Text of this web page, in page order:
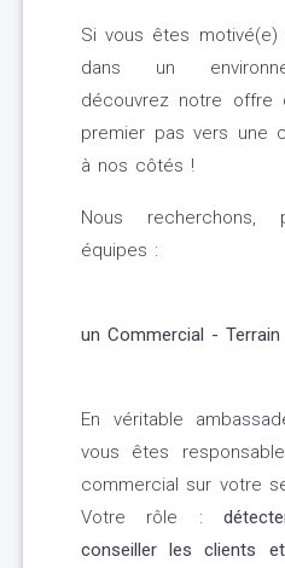
Si vous êtes
dans un
découvrez notre offre
premier pas vers une
à nos côtés !
Nous recherchons,
équipes :
un Commercial - Terrain
En véritable
vous êtes
commercial sur votre
Votre rôle :
conseiller les clients